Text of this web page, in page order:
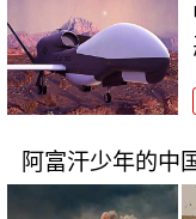
阿富汗少年的中